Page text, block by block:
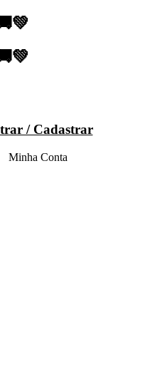
/ Cadastrar
Minha Conta